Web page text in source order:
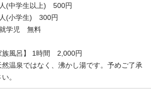
(中学生以上) 500円
(小学生) 300円
学児 無料
族風呂】 1時間 2,000円
温泉ではなく、沸かし湯です。予めご了承
。